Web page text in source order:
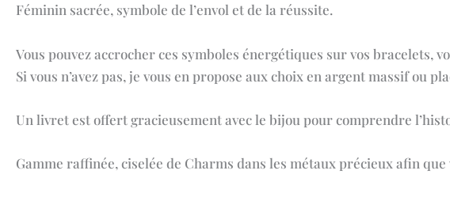
Féminin sacrée, symbole de l’envol et de la réussite.
Vous pouvez accrocher ces symboles énergétiques sur vos bracelets,
Si vous n’avez pas, je vous en propose aux choix en argent massif ou
Un livret est offert gracieusement avec le bijou pour comprendre
Gamme raffinée, ciselée de Charms dans les métaux précieux afin